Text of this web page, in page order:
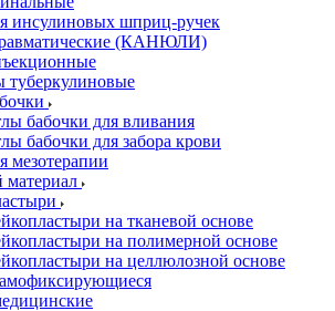
инсулиновых шприц-ручек
(КАНЮЛИ)
бабочки для вливания
бабочки для забора крови
мезотерапии
материал
на тканевой основе
на полимерной основе
на целлюлозной основе